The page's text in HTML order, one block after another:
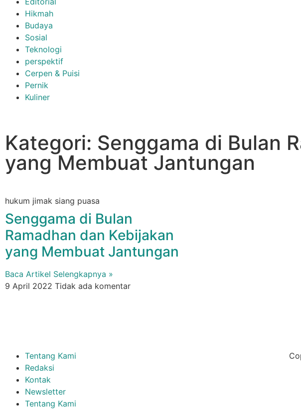
Hikmah
Budaya
Sosial
Teknologi
perspektif
Cerpen & Puisi
Pernik
Kuliner
Kategori: Senggama di Bulan
yang Membuat Jantungan
hukum jimak siang puasa
Senggama di Bulan
Ramadhan dan Kebijakan
yang Membuat Jantungan
Baca Artikel Selengkapnya »
9 April 2022 Tidak ada komentar
Tentang Kami
Redaksi
Kontak
Newsletter
Tentang Kami